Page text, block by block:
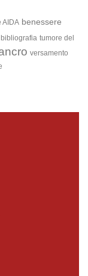
AIDA benessere
bibliografia tumore del
versamento